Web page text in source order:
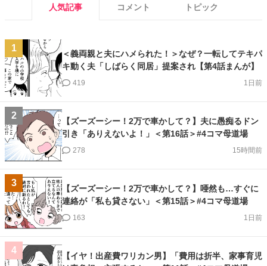
人気記事 コメント トピック
1
＜義両親と夫にハメられた！＞なぜ？一転してテキパ
キ動く夫「しばらく同居」提案され【第4話まんが】
1日前
419
2
【ズーズーシー！2万で車かして？】夫に愚痴るドン
引き「ありえないよ！」＜第16話＞#4コマ母道場
15時間前
278
3
【ズーズーシー！2万で車かして？】唖然も…すぐに
連絡が「私も貸さない」＜第15話＞#4コマ母道場
1日前
163
4
【イヤ！出産費ワリカン男】「費用は折半、家事育児